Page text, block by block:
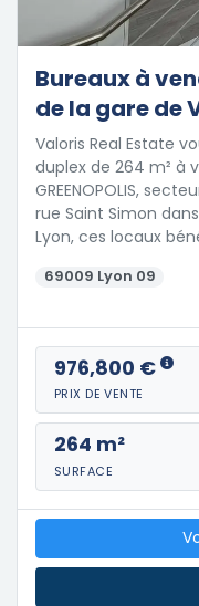
Bureaux à
de la gare de
Valoris Real Estate
duplex de 264 m² à
GREENOPOLIS,
rue Saint Simon
Lyon, ces locaux
69009 Lyon 09
976,800 €
PRIX DE VENTE
264 m²
SURFACE